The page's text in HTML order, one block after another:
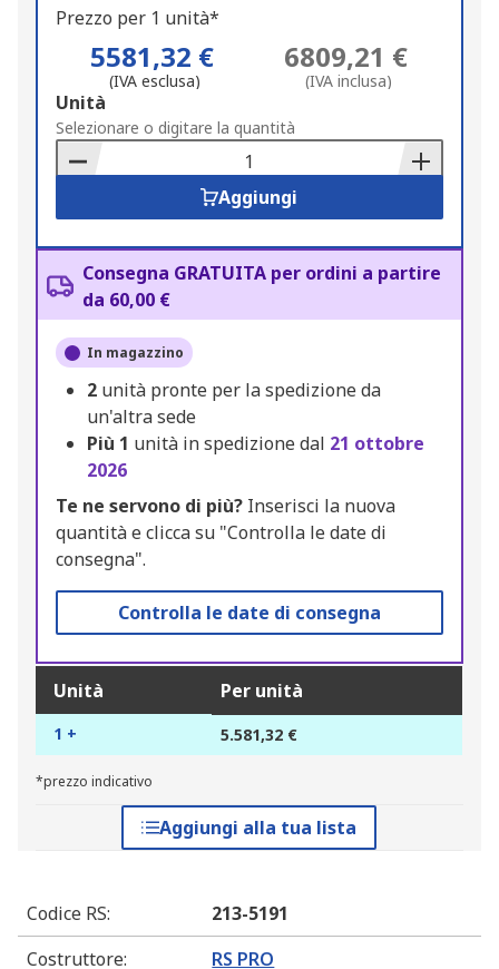
Prezzo per 1 unità*
5581,32 €
(IVA esclusa)
6809,21 €
(IVA inclusa)
Add
to
Basket
Unità
Selezionare o digitare la quantità
Aggiungi
Consegna GRATUITA per ordini a partire
da 60,00 €
In magazzino
2 unità pronte per la spedizione da
un'altra sede
Più 1 unità in spedizione dal 21 ottobre
2026
Te ne servono di più? Inserisci la nuova
quantità e clicca su "Controlla le date di
consegna".
Controlla le date di consegna
Unità Per unità
1 + 5.581,32 €
*prezzo indicativo
Aggiungi alla tua lista
Codice RS:
213-5191
Costruttore: RS PRO